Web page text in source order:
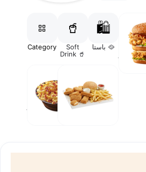
Category
🥤
Soft
Drink 🥤
🛍️
باستا 🥘
جديد من
فريسكو 🚨
🚨
مقبلات
فريسكو 🍟
وجبات
ستربس 🍗